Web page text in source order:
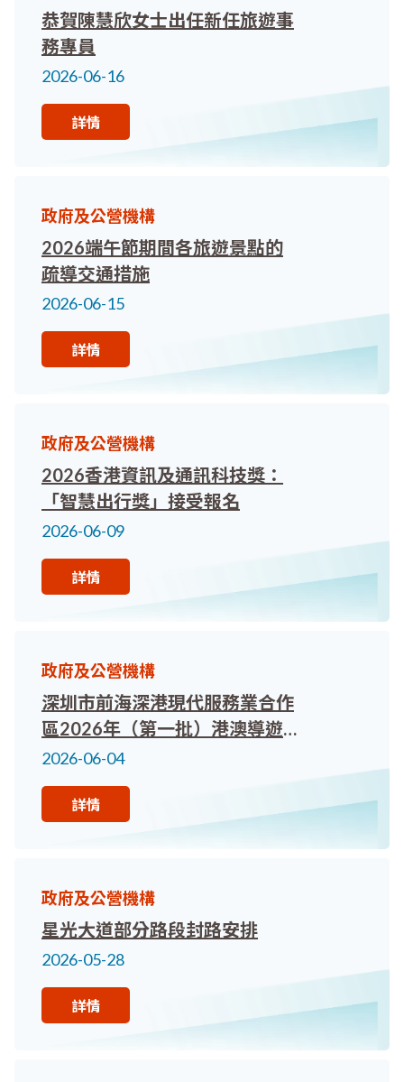
恭賀陳慧欣女士出任新任旅遊事
務專員
2026-06-16
詳情
政府及公營機構
2026端午節期間各旅遊景點的
疏導交通措施
2026-06-15
詳情
政府及公營機構
2026香港資訊及通訊科技獎：
「智慧出行獎」接受報名
2026-06-09
詳情
政府及公營機構
深圳市前海深港現代服務業合作
區2026年（第一批）港澳導遊
及領隊執業備案申請。歡迎香港
持牌領隊及持牌導遊報名參加！
2026-06-04
詳情
政府及公營機構
星光大道部分路段封路安排
2026-05-28
詳情